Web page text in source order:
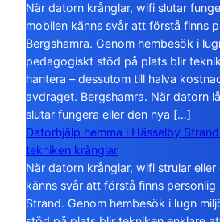
När datorn krånglar, wifi slutar
mobilen känns svår att förstå finns
Bergshamra. Genom hembesök i
pedagogiskt stöd på plats blir
hantera – dessutom till halva
avdraget. Bergshamra. När datorn
slutar fungera eller den nya […]
Datorhjälp hemma i Hässelby
tekniken krånglar
När datorn krånglar, wifi strular
känns svår att förstå finns
Strand. Genom hembesök i lugn